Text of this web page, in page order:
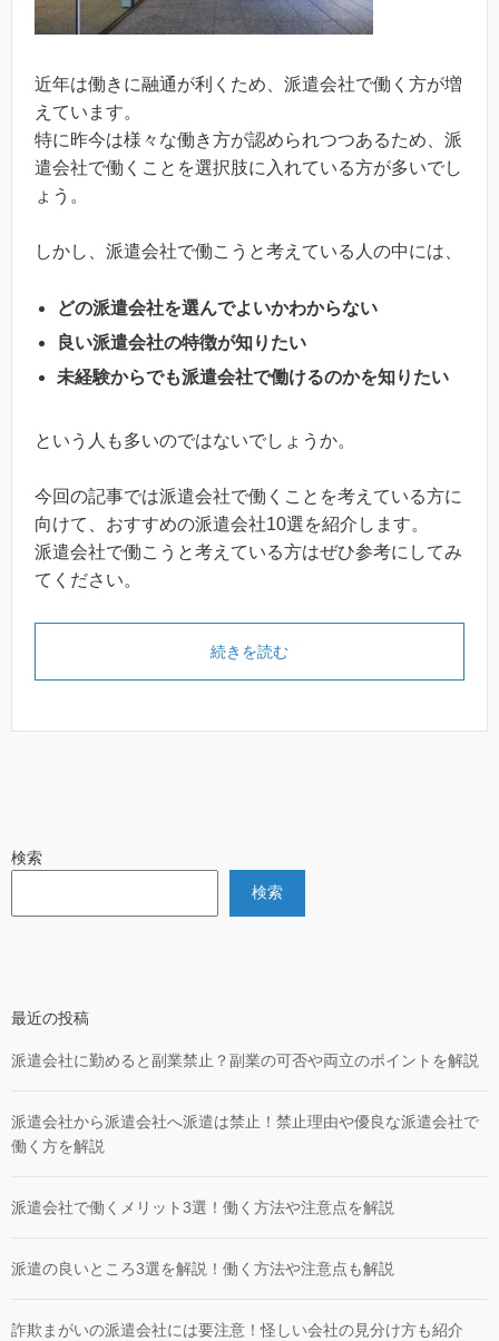
近年は働きに融通が利くため、派遣会社で働く方が増
えています。
特に昨今は様々な働き方が認められつつあるため、派
遣会社で働くことを選択肢に入れている方が多いでし
ょう。
しかし、派遣会社で働こうと考えている人の中には、
どの派遣会社を選んでよいかわからない
良い派遣会社の特徴が知りたい
未経験からでも派遣会社で働けるのかを知りたい
という人も多いのではないでしょうか。
今回の記事では派遣会社で働くことを考えている方に
向けて、おすすめの派遣会社10選を紹介します。
派遣会社で働こうと考えている方はぜひ参考にしてみ
てください。
続きを読む
検索
検索
最近の投稿
派遣会社に勤めると副業禁止？副業の可否や両立のポイントを解説
派遣会社から派遣会社へ派遣は禁止！禁止理由や優良な派遣会社で
働く方を解説
派遣会社で働くメリット3選！働く方法や注意点を解説
派遣の良いところ3選を解説！働く方法や注意点も解説
詐欺まがいの派遣会社には要注意！怪しい会社の見分け方も紹介